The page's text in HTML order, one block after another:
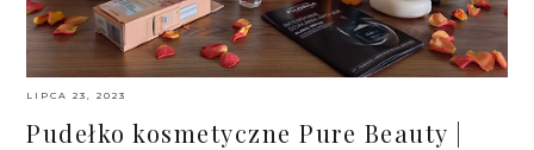
LIPCA 23, 2023
Pudełko kosmetyczne Pure Beauty |